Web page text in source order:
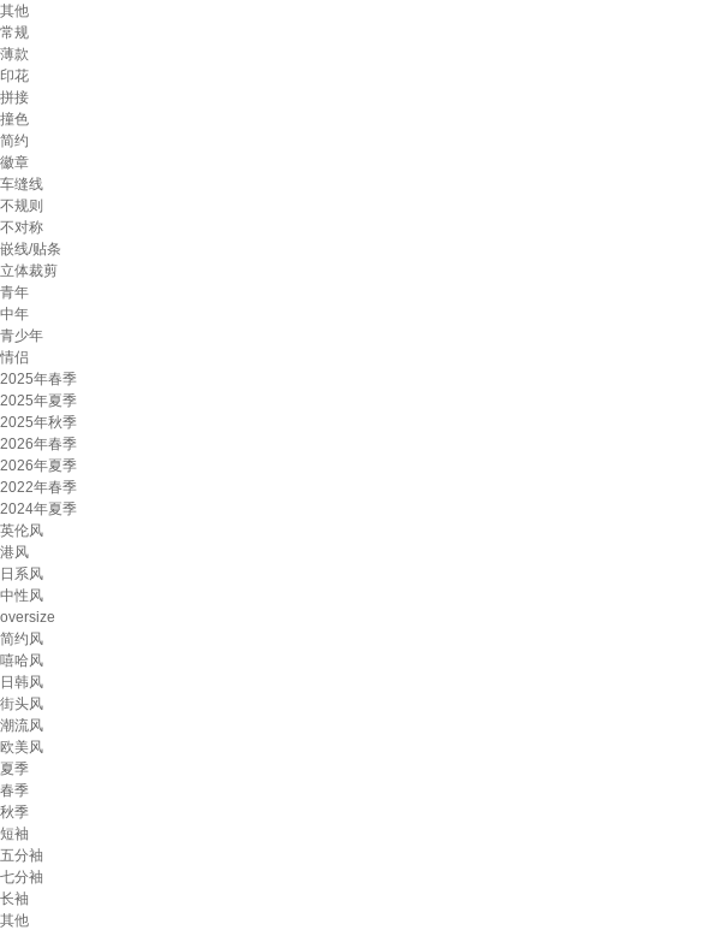
其他
常规
薄款
印花
拼接
撞色
简约
徽章
车缝线
不规则
不对称
嵌线/贴条
立体裁剪
青年
中年
青少年
情侣
2025年春季
2025年夏季
2025年秋季
2026年春季
2026年夏季
2022年春季
2024年夏季
英伦风
港风
日系风
中性风
oversize
简约风
嘻哈风
日韩风
街头风
潮流风
欧美风
夏季
春季
秋季
短袖
五分袖
七分袖
长袖
其他